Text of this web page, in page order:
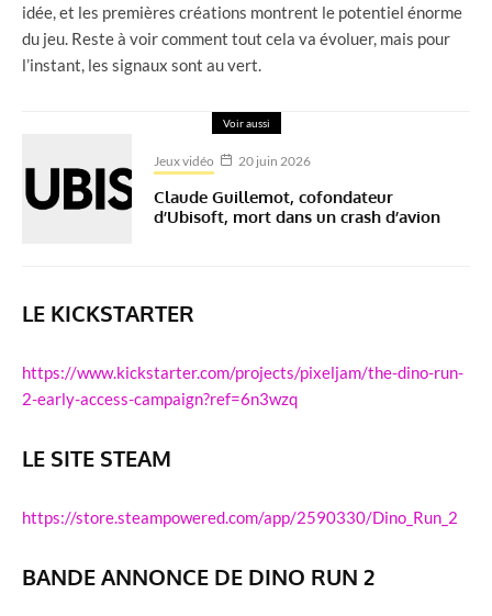
idée, et les premières créations montrent le potentiel énorme
du jeu. Reste à voir comment tout cela va évoluer, mais pour
l’instant, les signaux sont au vert.
Voir aussi
Jeux vidéo 20 juin 2026
Claude Guillemot, cofondateur
d’Ubisoft, mort dans un crash d’avion
LE KICKSTARTER
https://www.kickstarter.com/projects/pixeljam/the-dino-run-
2-early-access-campaign?ref=6n3wzq
LE SITE STEAM
https://store.steampowered.com/app/2590330/Dino_Run_2
BANDE ANNONCE DE DINO RUN 2